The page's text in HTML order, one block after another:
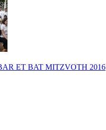
ET BAT MITZVOTH 2016